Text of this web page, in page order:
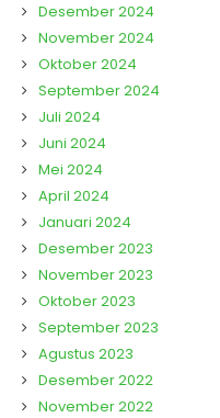
Desember 2024
November 2024
Oktober 2024
September 2024
Juli 2024
Juni 2024
Mei 2024
April 2024
Januari 2024
Desember 2023
November 2023
Oktober 2023
September 2023
Agustus 2023
Desember 2022
November 2022